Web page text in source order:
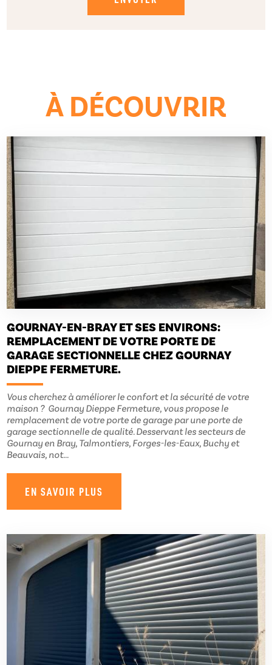
À DÉCOUVRIR
GOURNAY-EN-BRAY ET SES ENVIRONS:
REMPLACEMENT DE VOTRE PORTE DE
GARAGE SECTIONNELLE CHEZ GOURNAY
DIEPPE FERMETURE.
Vous cherchez à améliorer le confort et la sécurité de votre
maison ? Gournay Dieppe Fermeture, vous propose le
remplacement de votre porte de garage par une porte de
garage sectionnelle de qualité. Desservant les secteurs de
Gournay en Bray, Talmontiers, Forges-les-Eaux, Buchy et
Beauvais, not...
EN SAVOIR PLUS